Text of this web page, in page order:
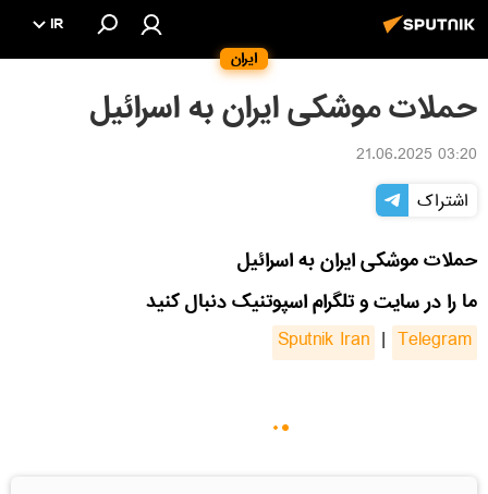
ایران
IR
حملات موشکی ایران به اسرائیل
03:20 21.06.2025
اشتراک
حملات موشکی ایران به اسرائیل
ما را در سایت و تلگرام اسپوتنیک دنبال کنید
Sputnik Iran | Telegram